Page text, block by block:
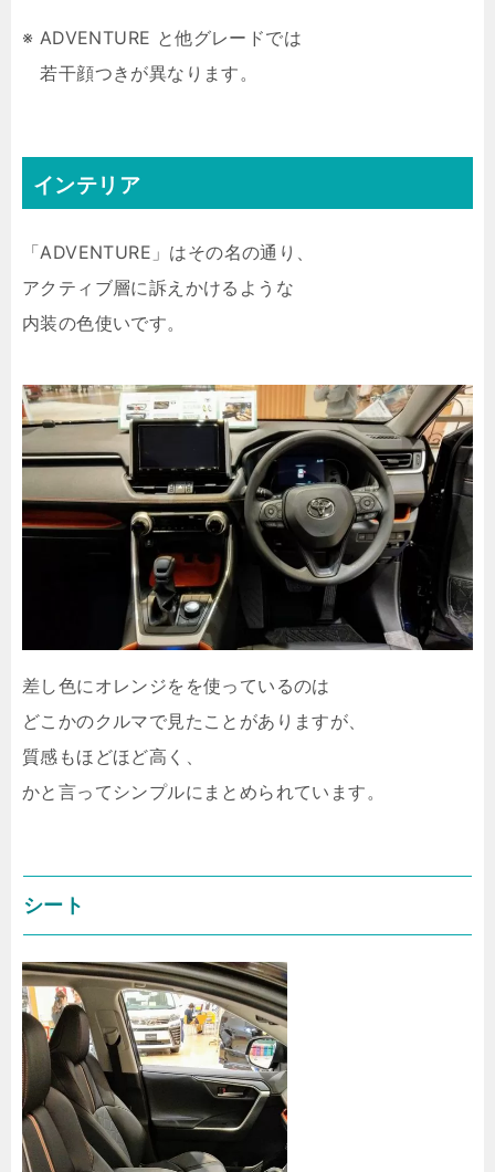
※ ADVENTURE と他グレードでは
若干顔つきが異なります。
インテリア
「ADVENTURE」はその名の通り、
アクティブ層に訴えかけるような
内装の色使いです。
差し色にオレンジをを使っているのは
どこかのクルマで見たことがありますが、
質感もほどほど高く、
かと言ってシンプルにまとめられています。
シート